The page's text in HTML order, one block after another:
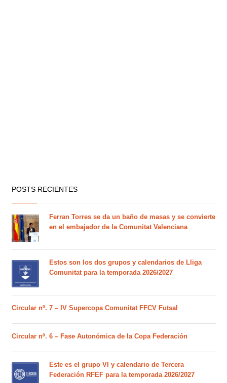
POSTS RECIENTES
Ferran Torres se da un baño de masas y se convierte
en el embajador de la Comunitat Valenciana
Estos son los dos grupos y calendarios de Lliga
Comunitat para la temporada 2026/2027
Circular nº. 7 – IV Supercopa Comunitat FFCV Futsal
Circular nº. 6 – Fase Autonómica de la Copa Federación
Este es el grupo VI y calendario de Tercera
Federación RFEF para la temporada 2026/2027